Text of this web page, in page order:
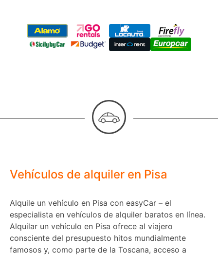
Vehículos de alquiler en Pisa
Alquile un vehículo en Pisa con easyCar – el
especialista en vehículos de alquiler baratos en línea.
Alquilar un vehículo en Pisa ofrece al viajero
consciente del presupuesto hitos mundialmente
famosos y, como parte de la Toscana, acceso a